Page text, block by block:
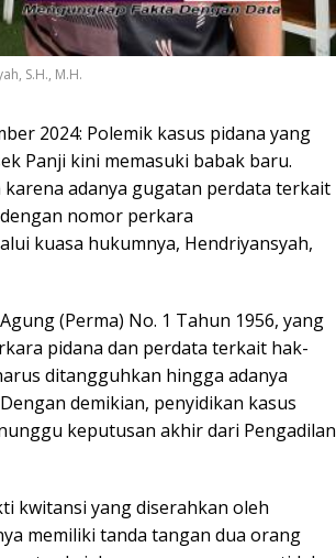
S.H., M.H.
2024: Polemik kasus pidana yang
Panji kini memasuki babak baru.
adanya gugatan perdata terkait
nomor perkara
kuasa hukumnya, Hendriyansyah,
(Perma) No. 1 Tahun 1956, yang
pidana dan perdata terkait hak-
ditangguhkan hingga adanya
demikian, penyidikan kasus
keputusan akhir dari Pengadilan
kwitansi yang diserahkan oleh
memiliki tanda tangan dua orang